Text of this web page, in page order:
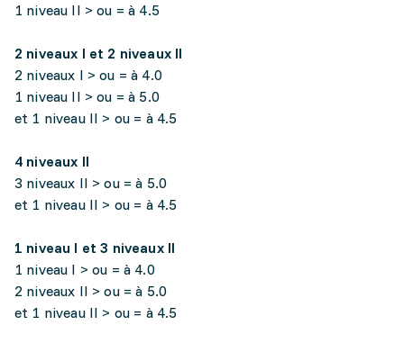
1 niveau II > ou = à 4.5
2 niveaux I et 2 niveaux II
2 niveaux I > ou = à 4.0
1 niveau II > ou = à 5.0
et 1 niveau II > ou = à 4.5
4 niveaux II
3 niveaux II > ou = à 5.0
et 1 niveau II > ou = à 4.5
1 niveau I et 3 niveaux II
1 niveau I > ou = à 4.0
2 niveaux II > ou = à 5.0
et 1 niveau II > ou = à 4.5